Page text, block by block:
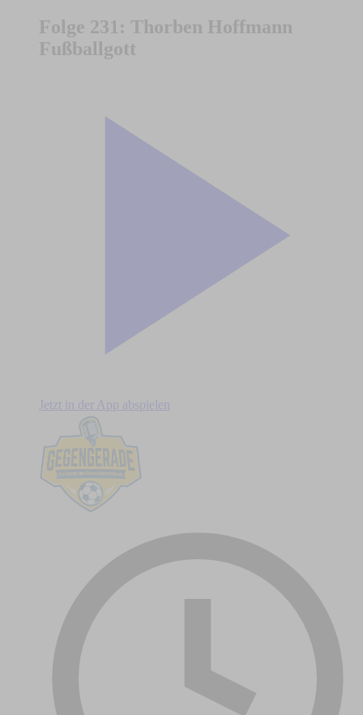
Folge 231: Thorben Hoffmann
Fußballgott
Jetzt in der App abspielen